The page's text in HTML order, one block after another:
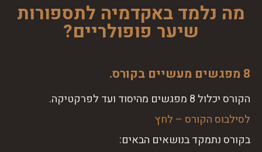
מה נלמד באקדמיה לתספורות
שיער פופולריים?
8 מפגשים מעשיים בקורס.
הקורס יכלול 8 מפגשים מהיסוד ועד לפרקטיקה.
לסילבוס הקורס – לחץ
בקורס נתמקד בנושאים הבאים: